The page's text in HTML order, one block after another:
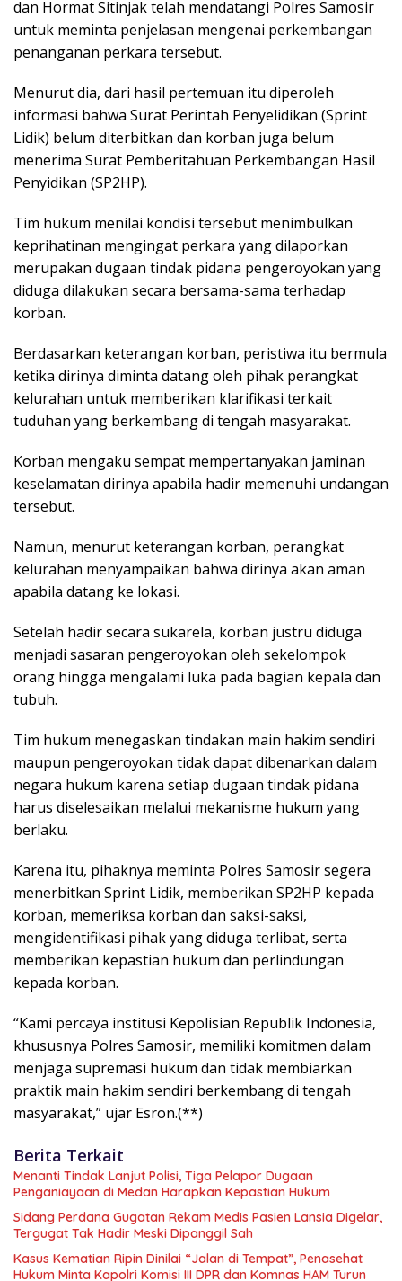
dan Hormat Sitinjak telah mendatangi Polres Samosir
untuk meminta penjelasan mengenai perkembangan
penanganan perkara tersebut.
Menurut dia, dari hasil pertemuan itu diperoleh
informasi bahwa Surat Perintah Penyelidikan (Sprint
Lidik) belum diterbitkan dan korban juga belum
menerima Surat Pemberitahuan Perkembangan Hasil
Penyidikan (SP2HP).
Tim hukum menilai kondisi tersebut menimbulkan
keprihatinan mengingat perkara yang dilaporkan
merupakan dugaan tindak pidana pengeroyokan yang
diduga dilakukan secara bersama-sama terhadap
korban.
Berdasarkan keterangan korban, peristiwa itu bermula
ketika dirinya diminta datang oleh pihak perangkat
kelurahan untuk memberikan klarifikasi terkait
tuduhan yang berkembang di tengah masyarakat.
Korban mengaku sempat mempertanyakan jaminan
keselamatan dirinya apabila hadir memenuhi undangan
tersebut.
Namun, menurut keterangan korban, perangkat
kelurahan menyampaikan bahwa dirinya akan aman
apabila datang ke lokasi.
Setelah hadir secara sukarela, korban justru diduga
menjadi sasaran pengeroyokan oleh sekelompok
orang hingga mengalami luka pada bagian kepala dan
tubuh.
Tim hukum menegaskan tindakan main hakim sendiri
maupun pengeroyokan tidak dapat dibenarkan dalam
negara hukum karena setiap dugaan tindak pidana
harus diselesaikan melalui mekanisme hukum yang
berlaku.
Karena itu, pihaknya meminta Polres Samosir segera
menerbitkan Sprint Lidik, memberikan SP2HP kepada
korban, memeriksa korban dan saksi-saksi,
mengidentifikasi pihak yang diduga terlibat, serta
memberikan kepastian hukum dan perlindungan
kepada korban.
“Kami percaya institusi Kepolisian Republik Indonesia,
khususnya Polres Samosir, memiliki komitmen dalam
menjaga supremasi hukum dan tidak membiarkan
praktik main hakim sendiri berkembang di tengah
masyarakat,” ujar Esron.(**)
Berita Terkait
Menanti Tindak Lanjut Polisi, Tiga Pelapor Dugaan
Penganiayaan di Medan Harapkan Kepastian Hukum
Sidang Perdana Gugatan Rekam Medis Pasien Lansia Digelar,
Tergugat Tak Hadir Meski Dipanggil Sah
Kasus Kematian Ripin Dinilai “Jalan di Tempat”, Penasehat
Hukum Minta Kapolri Komisi III DPR dan Komnas HAM Turun